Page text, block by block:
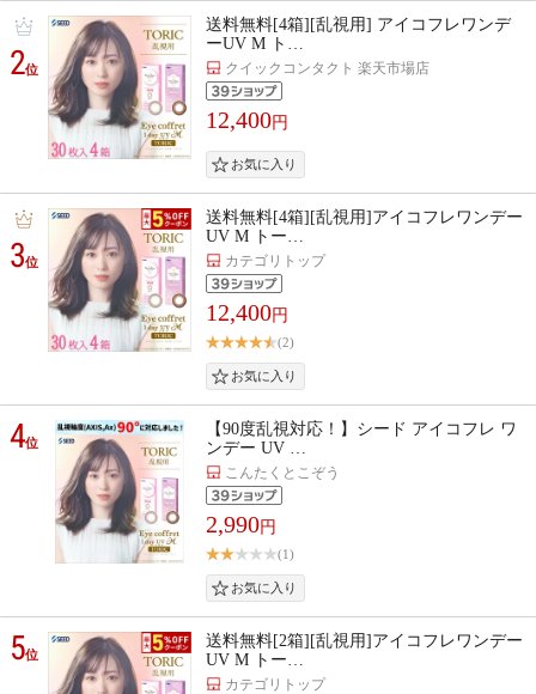
2位
送料無料[4箱][乱視用] アイコフレワンデ
ーUV M ト…
クイックコンタクト 楽天市場店
12,400円
3位
送料無料[4箱][乱視用]アイコフレワンデー
UV M トー…
カテゴリトップ
12,400円
(2)
4位
【90度乱視対応！】シード アイコフレ ワ
ンデー UV …
こんたくとこぞう
2,990円
(1)
5位
送料無料[2箱][乱視用]アイコフレワンデー
UV M トー…
カテゴリトップ